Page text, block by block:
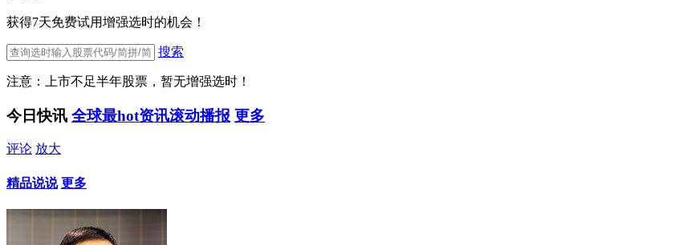
获得7天免费试用增强选时的机会！
搜索
注意：上市不足半年股票，暂无增强选时！
今日快讯 全球最hot资讯滚动播报 更多
评论 放大
精品说说 更多